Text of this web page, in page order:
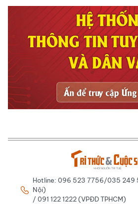
Hotline: 096 523 7756/035 249
Nội)
/ 091 122 1222 (VPĐD TPHCM)